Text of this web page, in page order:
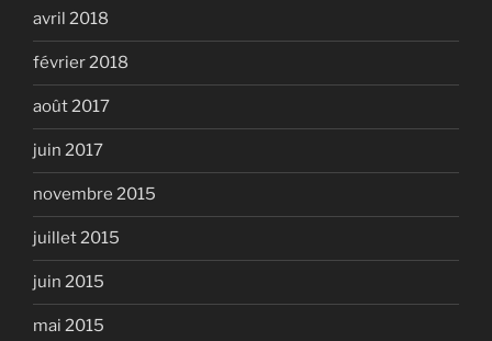
avril 2018
février 2018
août 2017
juin 2017
novembre 2015
juillet 2015
juin 2015
mai 2015